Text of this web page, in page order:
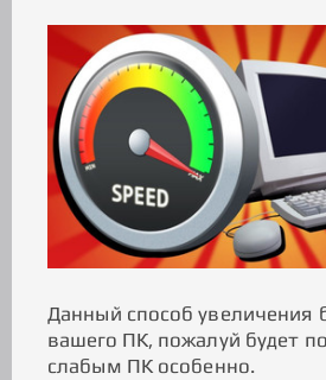
Данный способ увеличения
вашего ПК, пожалуй будет
слабым ПК особенно.